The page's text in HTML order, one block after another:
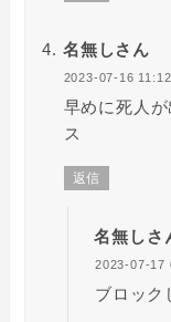
名無しさん
2023-07-16 11:12
早めに死人
ス
返信
名無しさ
2023-07-17
ブロック